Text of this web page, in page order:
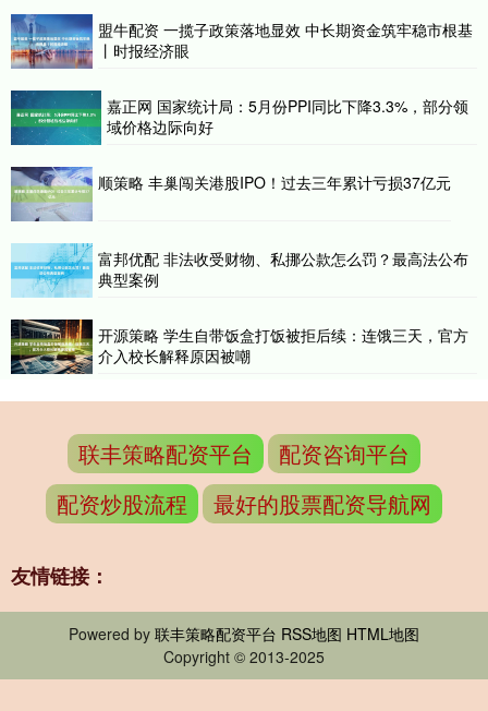
盟牛配资 一揽子政策落地显效 中长期资金筑牢稳市根基
丨时报经济眼
嘉正网 国家统计局：5月份PPI同比下降3.3%，部分领
域价格边际向好
顺策略 丰巢闯关港股IPO！过去三年累计亏损37亿元
富邦优配 非法收受财物、私挪公款怎么罚？最高法公布
典型案例
开源策略 学生自带饭盒打饭被拒后续：连饿三天，官方
介入校长解释原因被嘲
联丰策略配资平台
配资咨询平台
配资炒股流程
最好的股票配资导航网
友情链接：
Powered by 联丰策略配资平台 RSS地图 HTML地图
Copyright © 2013-2025